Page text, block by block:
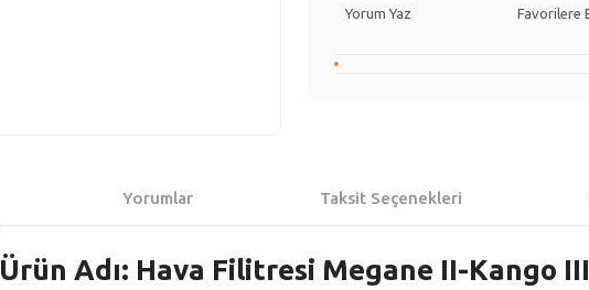
Yorum Yaz
Yorumlar Taksit Seçenekleri
Ürün Adı: Hava Filitresi Megane II-Kango III